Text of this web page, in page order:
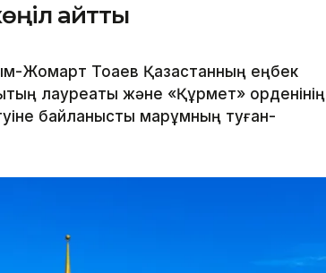
айтты
Жомарт Тоқаев Қазақстанның еңбек
лауреаты және «Құрмет» орденінің
байланысты марқұмның туған-